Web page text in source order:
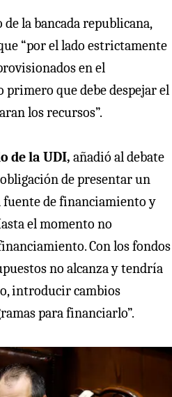
la bancada republicana,
“por el lado estrictamente
en el
primero que debe despejar el
los recursos”.
de la UDI, añadió al debate
de presentar un
de financiamiento y
el momento no
Con los fondos
no alcanza y tendría
introducir cambios
para financiarlo”.